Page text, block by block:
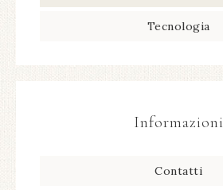
Tecnologia
Informazioni
Contatti